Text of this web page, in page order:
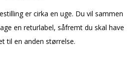
er cirka en uge. Du vil sammen
en returlabel, såfremt du skal have
til en anden størrelse.